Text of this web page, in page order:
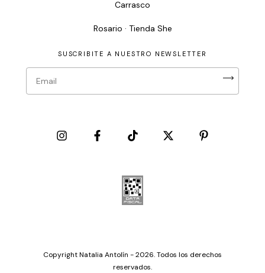
Carrasco
Rosario · Tienda She
SUSCRIBITE A NUESTRO NEWSLETTER
Copyright Natalia Antolín - 2026. Todos los derechos
reservados.